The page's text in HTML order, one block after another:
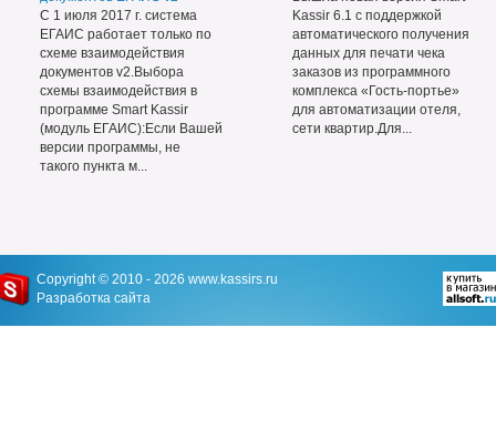
С 1 июля 2017 г. система
ЕГАИС работает только по
схеме взаимодействия
документов v2.Выбора
схемы взаимодействия в
программе Smart Kassir
(модуль ЕГАИС):Если Вашей
версии программы, не
такого пункта м...
Kassir 6.1 с поддержкой
автоматического получения
данных для печати чека
заказов из программного
комплекса «Гость-портье»
для автоматизации отеля,
сети квартир.Для...
Copyright © 2010 - 2026 www.kassirs.ru
Разработка сайта